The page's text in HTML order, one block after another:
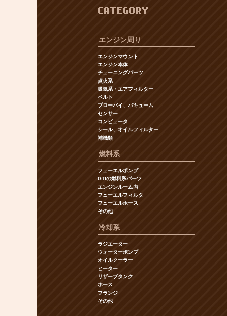
CATEGORY
エンジン周り
エンジンマウント
エンジン本体
チューニングパーツ
点火系
吸気系・エアフィルター
ベルト
ブローバイ、バキューム
センサー
コンピュータ
シール、オイルフィルター
補機類
燃料系
フューエルポンプ
GTIの燃料系パーツ
エンジンルーム内
フューエルフィルタ
フューエルホース
その他
冷却系
ラジエーター
ウォーターポンプ
オイルクーラー
ヒーター
リザーブタンク
ホース
フランジ
その他